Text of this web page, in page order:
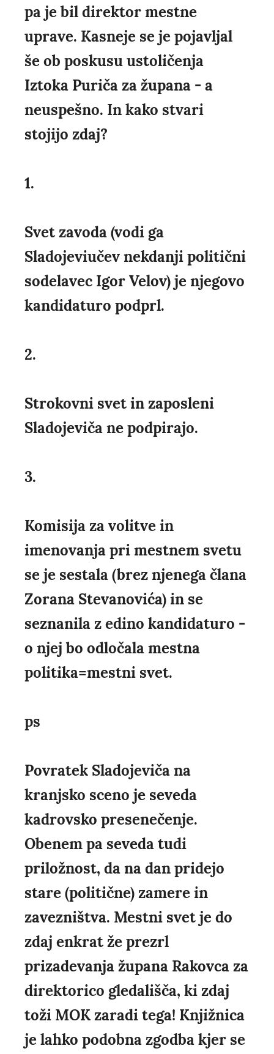
pa je bil direktor mestne
uprave. Kasneje se je pojavljal
še ob poskusu ustoličenja
Iztoka Puriča za župana - a
neuspešno. In kako stvari
stojijo zdaj?
1.
Svet zavoda (vodi ga
Sladojeviučev nekdanji politični
sodelavec Igor Velov) je njegovo
kandidaturo podprl.
2.
Strokovni svet in zaposleni
Sladojeviča ne podpirajo.
3.
Komisija za volitve in
imenovanja pri mestnem svetu
se je sestala (brez njenega člana
Zorana Stevanovića) in se
seznanila z edino kandidaturo -
o njej bo odločala mestna
politika=mestni svet.
ps
Povratek Sladojeviča na
kranjsko sceno je seveda
kadrovsko presenečenje.
Obenem pa seveda tudi
priložnost, da na dan pridejo
stare (politične) zamere in
zavezništva. Mestni svet je do
zdaj enkrat že prezrl
prizadevanja župana Rakovca za
direktorico gledališča, ki zdaj
toži MOK zaradi tega! Knjižnica
je lahko podobna zgodba kjer se